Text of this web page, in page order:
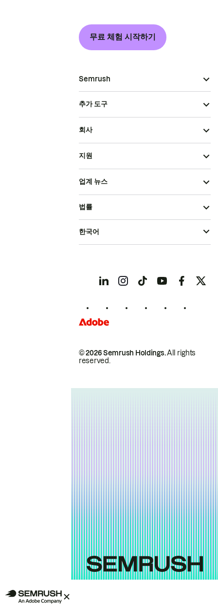
무료 체험 시작하기
Semrush
추가 도구
회사
지원
업계 뉴스
© 2026 Semrush Holdings.All rights
reserved.
법률
한국어